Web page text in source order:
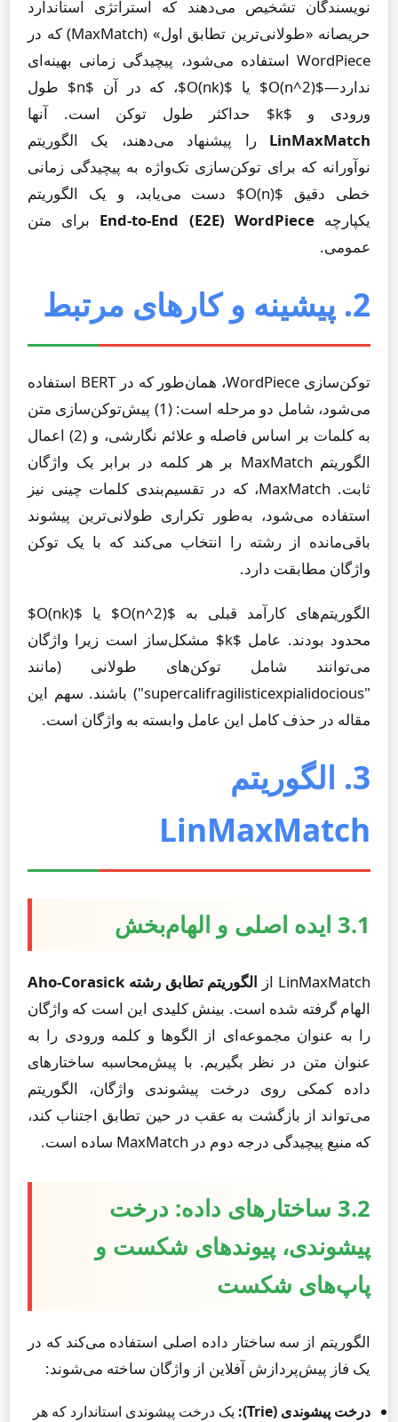
نویسندگان تشخیص می‌دهند که استراتژی استاندارد
حریصانه «طولانی‌ترین تطابق اول» (MaxMatch) که در
WordPiece استفاده می‌شود، پیچیدگی زمانی بهینه‌ای
ندارد—$O(n^2)$ یا $O(nk)$، که در آن $n$ طول
ورودی و $k$ حداکثر طول توکن است. آنها
LinMaxMatch را پیشنهاد می‌دهند، یک الگوریتم
نوآورانه که برای توکن‌سازی تک‌واژه به پیچیدگی زمانی
خطی دقیق $O(n)$ دست می‌یابد، و یک الگوریتم
یکپارچهEnd-to-End (E2E) WordPiece برای متن
عمومی.
2. پیشینه و کارهای مرتبط
توکن‌سازی WordPiece، همان‌طور که در BERT استفاده
می‌شود، شامل دو مرحله است: (1) پیش‌توکن‌سازی متن
به کلمات بر اساس فاصله و علائم نگارشی، و (2) اعمال
الگوریتم MaxMatch بر هر کلمه در برابر یک واژگان
ثابت. MaxMatch، که در تقسیم‌بندی کلمات چینی نیز
استفاده می‌شود، به‌طور تکراری طولانی‌ترین پیشوند
باقی‌مانده از رشته را انتخاب می‌کند که با یک توکن
واژگان مطابقت دارد.
الگوریتم‌های کارآمد قبلی به $O(n^2)$ یا $O(nk)$
محدود بودند. عامل $k$ مشکل‌ساز است زیرا واژگان
می‌توانند شامل توکن‌های طولانی (مانند
"supercalifragilisticexpialidocious") باشند. سهم این
مقاله در حذف کامل این عامل وابسته به واژگان است.
3. الگوریتم
LinMaxMatch
3.1 ایده اصلی و الهام‌بخش
LinMaxMatch از
الگوریتم تطابق رشته Aho-Corasick
الهام گرفته شده است. بینش کلیدی این است که واژگان
را به عنوان مجموعه‌ای از الگوها و کلمه ورودی را به
عنوان متن در نظر بگیریم. با پیش‌محاسبه ساختارهای
داده کمکی روی درخت پیشوندی واژگان، الگوریتم
می‌تواند از بازگشت به عقب در حین تطابق اجتناب کند،
که منبع پیچیدگی درجه دوم در MaxMatch ساده است.
3.2 ساختارهای داده: درخت
پیشوندی، پیوندهای شکست و
پاپ‌های شکست
الگوریتم از سه ساختار داده اصلی استفاده می‌کند که در
یک فاز پیش‌پردازش آفلاین از واژگان ساخته می‌شوند:
درخت پیشوندی (Trie):
یک درخت پیشوندی استاندارد که هر